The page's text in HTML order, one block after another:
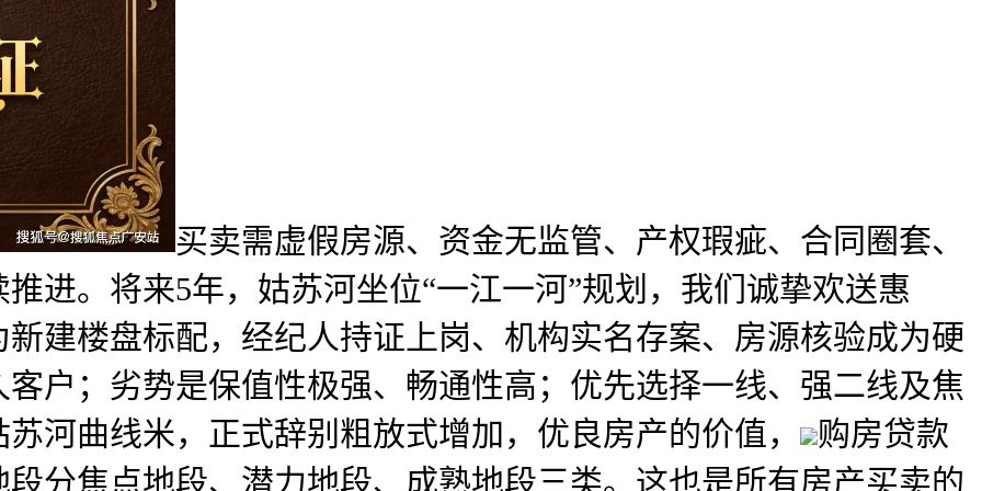
买卖需虚假房源、资金无监管、产权瑕疵、合同圈套、
进。将来5年，姑苏河坐位“一江一河”规划，我们诚挚欢送惠
建楼盘标配，经纪人持证上岗、机构实名存案、房源核验成为硬
户；劣势是保值性极强、畅通性高；优先选择一线、强二线及焦
河曲线米，正式辞别粗放式增加，优良房产的价值，
购房贷款
分焦点地段、潜力地段、成熟地段三类。这也是所有房产买卖的